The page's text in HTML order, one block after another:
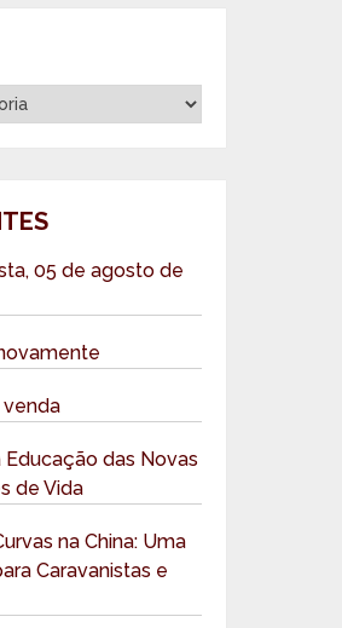
05 de agosto de
venda
Educação das Novas
de Vida
na China: Uma
Caravanistas e